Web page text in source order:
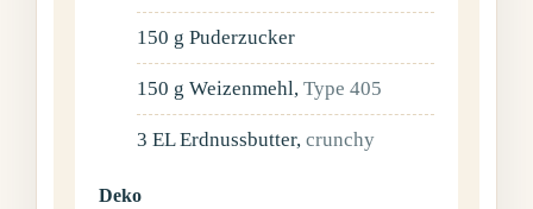
150 g Puderzucker
150 g Weizenmehl,Type 405
3 EL Erdnussbutter,crunchy
Deko